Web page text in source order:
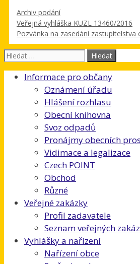
Rubriky
Archiv podání
Veřejná vyhláška KUZL 13460/2016
Pozvánka na zasedání zastupitelstva
Hledat:
Informace pro občany
Oznámení úřadu
Hlášení rozhlasu
Obecní knihovna
Svoz odpadů
Pronájmy obecních
Vidimace a legalizace
Czech POINT
Obchod
Různé
Veřejné zakázky
Profil zadavatele
Seznam veřejných
Vyhlášky a nařízení
Nařízení obce